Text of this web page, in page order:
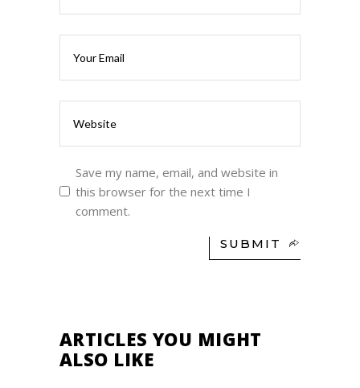
Save my name, email, and website in
this browser for the next time I
comment.
SUBMIT
ARTICLES YOU MIGHT
ALSO LIKE